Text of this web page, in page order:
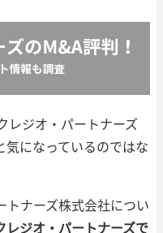
レジオ・パートナーズ
になっているのではな
トナーズ株式会社につい
ジオ・パートナーズで